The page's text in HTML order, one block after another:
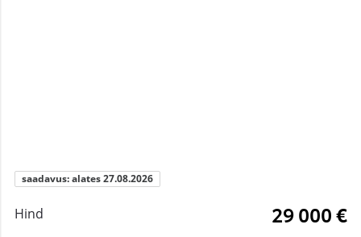
saadavus: alates 27.08.2026
Hind 29 000 €